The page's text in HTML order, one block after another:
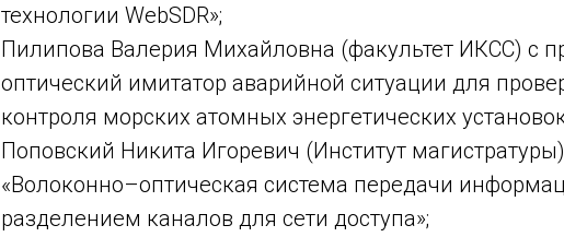
технологии WebSDR»;
Пилипова Валерия Михайловна (факультет ИКСС) с
оптический имитатор аварийной ситуации для
контроля морских атомных энергетических
Поповский Никита Игоревич (Институт
«Волоконно–оптическая система передачи
разделением каналов для сети доступа»;